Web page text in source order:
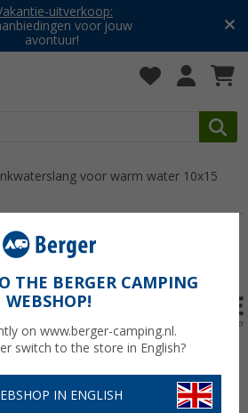
uitverkoop:
voor jouw
avontuur!
voor warm water 10x15
voor warm
meter)
THE BERGER CAMPING
WEBSHOP!
on www.berger-camping.nl.
switch to the store in English?
IN ENGLISH